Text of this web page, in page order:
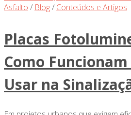
Asfalto / Blog/ Conteúdos e Artigos
Placas
Como
Usar na